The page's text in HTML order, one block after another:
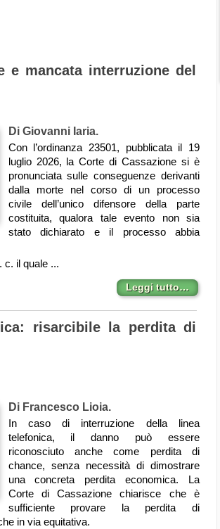
e mancata interruzione del
Di Giovanni Iaria.
Con l’ordinanza 23501, pubblicata il 19
luglio 2026, la Corte di Cassazione si è
pronunciata sulle conseguenze derivanti
dalla morte nel corso di un processo
civile dell’unico difensore della parte
costituita, qualora tale evento non sia
stato dichiarato e il processo abbia
c. il quale ...
Leggi tutto…
risarcibile la perdita di
Di Francesco Lioia.
In caso di interruzione della linea
telefonica, il danno può essere
riconosciuto anche come perdita di
chance, senza necessità di dimostrare
una concreta perdita economica. La
Corte di Cassazione chiarisce che è
sufficiente provare la perdita di
in via equitativa.